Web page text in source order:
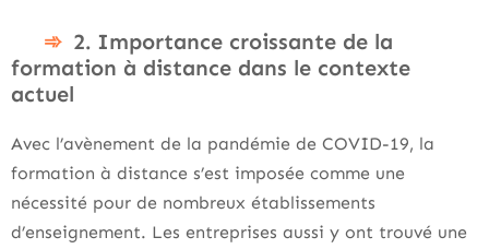
2. Importance croissante de la
formation à distance dans le contexte
actuel
Avec l’avènement de la pandémie de COVID-19, la
formation à distance s’est imposée comme une
nécessité pour de nombreux établissements
d’enseignement. Les entreprises aussi y ont trouvé une